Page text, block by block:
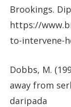
Brookings.
https://
to-intervene-
Dobbs, M.
away from
daripada